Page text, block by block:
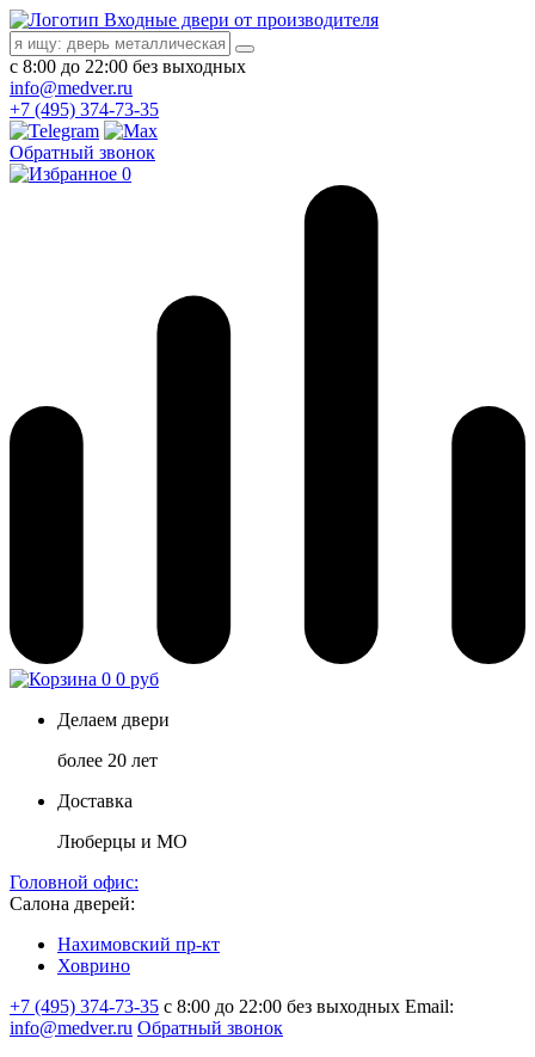
Входные двери от производителя
с 8:00 до 22:00 без выходных
info@medver.ru
+7 (495) 374-73-35
Обратный звонок
0
0 0 руб
Делаем двери
более 20 лет
Доставка
Люберцы и МО
Головной офис:
Салона дверей:
Нахимовский пр-кт
Ховрино
+7 (495) 374-73-35 с 8:00 до 22:00 без выходных Email:
info@medver.ru Обратный звонок